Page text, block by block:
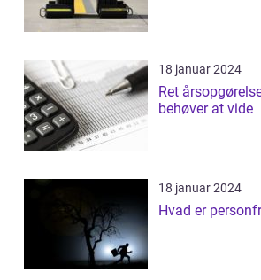
18 januar 2024
Ret
behøver at vide
18 januar 2024
Hvad er